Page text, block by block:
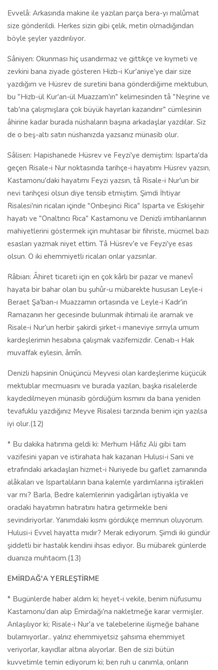
Evvelâ: Arkasında makine ile yazılan parça bera-yı malûmat
size gönderildi. Herkes sizin gibi çelik, metin olmadığından
böyle şeyler yazdırılıyor.
Sâniyen: Okunması hiç usandırmaz ve gittikçe ve kıymeti ve
zevkini bana ziyade gösteren Hizb-i Kur'aniye'ye dair size
yazdığım ve Hüsrev de suretini bana gönderdiğime mektubun,
bu "Hizb-ül Kur'an-ül Muazzam'ın" kelimesinden tâ "Neşrine ve
tab'ına çalışmışlara çok büyük hayırları kazandırır" cümlesinin
âhirine kadar burada nüshaların başına arkadaşlar yazdılar. Siz
de o beş-altı satırı nüshanızda yazsanız münasib olur.
Sâlisen: Hapishanede Hüsrev ve Feyzi'ye demiştim: Isparta'da
geçen Risale-i Nur noktasında tarihçe-i hayatımı Hüsrev yazsın,
Kastamonu'daki hayatımı Feyzi yazsın, tâ Risale-i Nur'un bir
nevi tarihçesi olsun diye tensib etmiştim. Şimdi İhtiyar
Risalesi'nin ricaları içinde "Onbeşinci Rica" Isparta ve Eskişehir
hayatı ve "Onaltıncı Rica" Kastamonu ve Denizli imtihanlarının
mahiyetlerini göstermek için muhtasar bir fihriste, mücmel bazı
esasları yazmak niyet ettim. Tâ Hüsrev'e ve Feyzi'ye esas
olsun. O iki ehemmiyetli ricaları onlar yazsınlar.
Râbian: Âhiret ticareti için en çok kârlı bir pazar ve manevî
hayata bir bahar olan bu şuhûr-u mübarekte hususan Leyle-i
Beraet Şa'ban-ı Muazzamın ortasında ve Leyle-i Kadr'in
Ramazanın her gecesinde bulunmak ihtimali ile aramak ve
Risale-i Nur'un herbir şakirdi şirket-i maneviye sırrıyla umum
kardeşlerimin hesabına çalışmak vazifemizdir. Cenab-ı Hak
muvaffak eylesin, âmîn.
Denizli hapsinin Onüçüncü Meyvesi olan kardeşlerime küçücük
mektublar mecmuasını ve burada yazılan, başka risalelerde
kaydedilmeyen münasib gördüğüm kısmını da bana yeniden
tevafuklu yazdığınız Meyve Risalesi tarzında benim için yazılsa
iyi olur.(12)
* Bu dakika hatırıma geldi ki: Merhum Hâfız Ali gibi tam
vazifesini yapan ve istirahata hak kazanan Hulusi-i Sani ve
etrafındaki arkadaşları hizmet-i Nuriyede bu gaflet zamanında
alâkaları ve Ispartalıların bana kalemle yardımlarına iştirakleri
var mı? Barla, Bedre kalemlerinin yadigârları iştiyakla ve
oradaki hayatımın hatıratını hatıra getirmekle beni
sevindiriyorlar. Yanımdaki kısmı gördükçe memnun oluyorum.
Hulusi-i Evvel hayatta mıdır? Merak ediyorum. Şimdi iki gündür
şiddetli bir hastalık kendini ihsas ediyor. Bu mübarek günlerde
duanıza muhtacım.(13)
EMİRDAĞ'A YERLEŞTİRME
* Bugünlerde haber aldım ki; heyet-i vekile, benim nüfusumu
Kastamonu'dan alıp Emirdağı'na nakletmeğe karar vermişler.
Anlaşılıyor ki; Risale-i Nur'a ve talebelerine ilişmeğe bahane
bulamıyorlar.. yalnız ehemmiyetsiz şahsıma ehemmiyet
veriyorlar, kayıdlar altına alıyorlar. Ben de sizi bütün
kuvvetimle temin ediyorum ki; ben ruh u canımla, onların